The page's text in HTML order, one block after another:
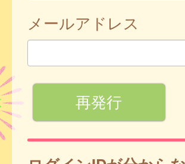
メールアドレス